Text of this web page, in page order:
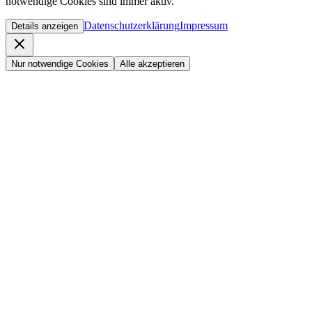
Details anzeigen DatenschutzerklärungImpressum
Nur notwendige Cookies Alle akzeptieren